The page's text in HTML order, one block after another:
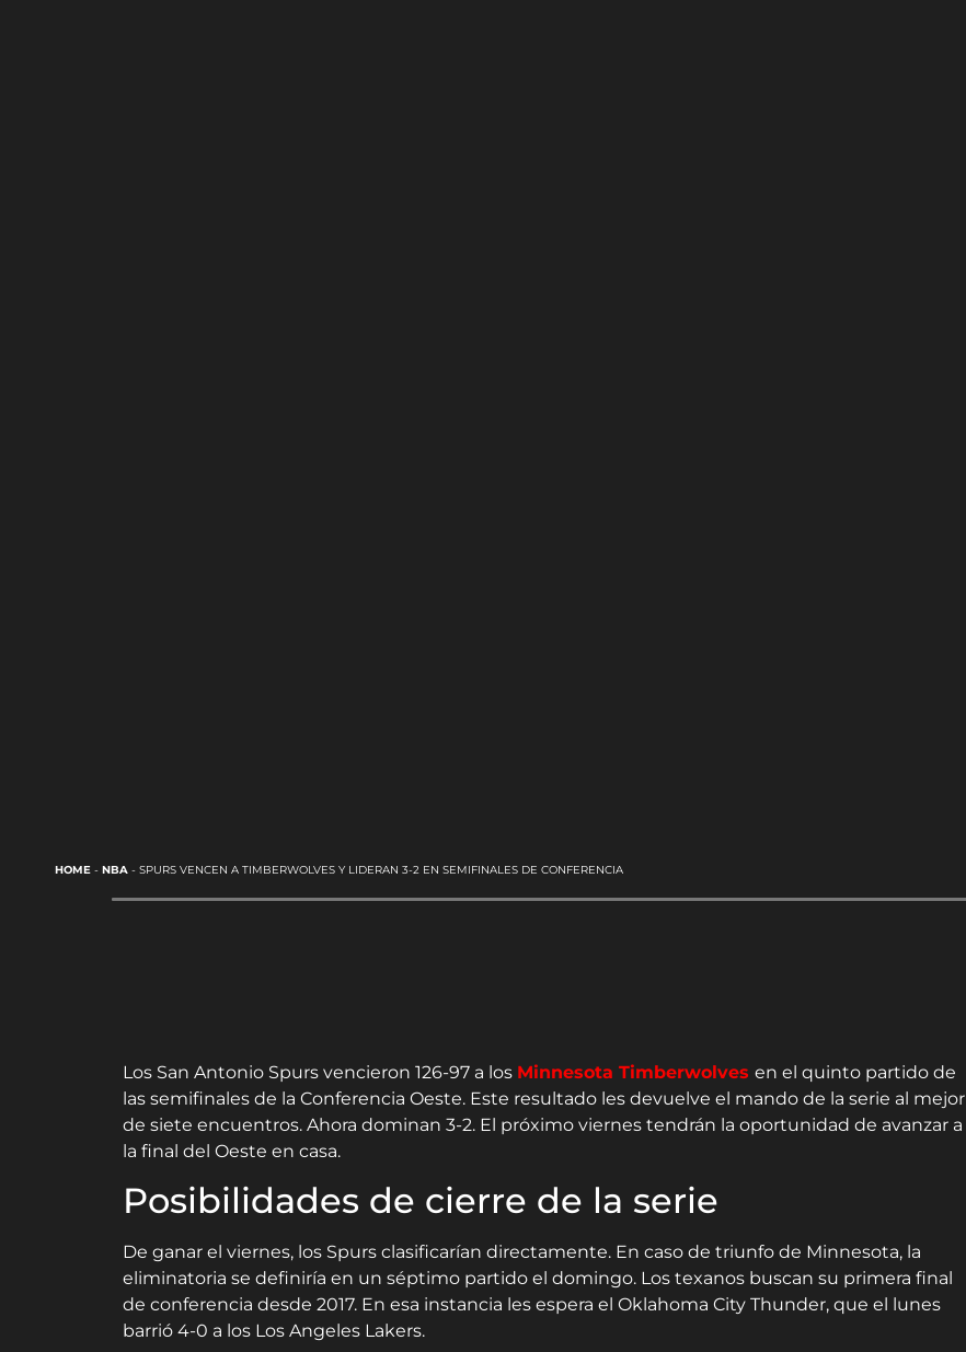
HOME- NBA- SPURS VENCEN A TIMBERWOLVES Y LIDERAN 3-2 EN SEMIFINALES DE CONFERENCIA
Los San Antonio Spurs vencieron 126-97 a los Minnesota Timberwolves en el quinto partido de
las semifinales de la Conferencia Oeste. Este resultado les devuelve el mando de la serie al mejor
de siete encuentros. Ahora dominan 3-2. El próximo viernes tendrán la oportunidad de avanzar a
la final del Oeste en casa.
Posibilidades de cierre de la serie
De ganar el viernes, los Spurs clasificarían directamente. En caso de triunfo de Minnesota, la
eliminatoria se definiría en un séptimo partido el domingo. Los texanos buscan su primera final
de conferencia desde 2017. En esa instancia les espera el Oklahoma City Thunder, que el lunes
barrió 4-0 a los Los Angeles Lakers.